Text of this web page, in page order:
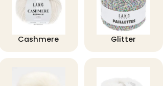
Cashmere Glitter